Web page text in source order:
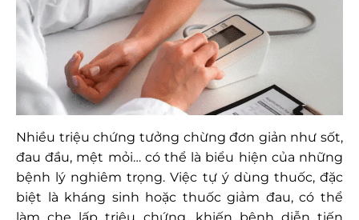
Nhiều triệu chứng tưởng chừng đơn giản như sốt,
đau đầu, mệt mỏi… có thể là biểu hiện của những
bệnh lý nghiêm trọng. Việc tự ý dùng thuốc, đặc
biệt là kháng sinh hoặc thuốc giảm đau, có thể